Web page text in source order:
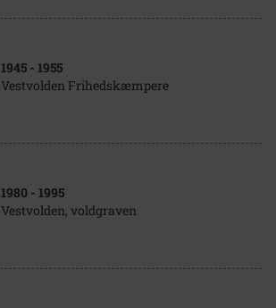
1945 - 1955
Vestvolden Frihedskæmpere
1980 - 1995
Vestvolden, voldgraven